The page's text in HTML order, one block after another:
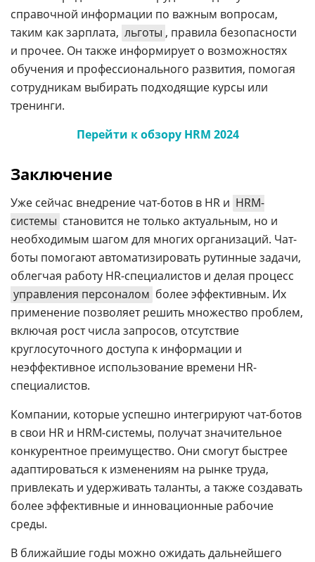
справочной информации по важным вопросам,
таким как зарплата, льготы , правила безопасности
и прочее. Он также информирует о возможностях
обучения и профессионального развития, помогая
сотрудникам выбирать подходящие курсы или
тренинги.
Перейти к обзору HRM 2024
Заключение
Уже сейчас внедрение чат-ботов в HR и HRM-
системы становится не только актуальным, но и
необходимым шагом для многих организаций. Чат-
боты помогают автоматизировать рутинные задачи,
облегчая работу HR-специалистов и делая процесс
управления персоналом более эффективным. Их
применение позволяет решить множество проблем,
включая рост числа запросов, отсутствие
круглосуточного доступа к информации и
неэффективное использование времени HR-
специалистов.
Компании, которые успешно интегрируют чат-ботов
в свои HR и HRM-системы, получат значительное
конкурентное преимущество. Они смогут быстрее
адаптироваться к изменениям на рынке труда,
привлекать и удерживать таланты, а также создавать
более эффективные и инновационные рабочие
среды.
В ближайшие годы можно ожидать дальнейшего